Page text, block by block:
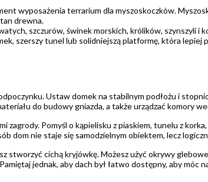
wyposażenia terrarium dla myszoskoczków.
drewna.
szczurów, świnek morskich, królików, szynszyli i
szerszy tunel lub solidniejszą platformę, która lepiej
Ustaw domek na stabilnym podłożu i
do budowy gniazda, a także urządzać komory
zagrody. Pomyśl o kąpielisku z piaskiem, tunelu z
dom nie staje się samodzielnym obiektem, lecz
stworzyć cichą kryjówkę. Możesz użyć okrywy
jednak, aby dach był łatwo dostępny, aby móc